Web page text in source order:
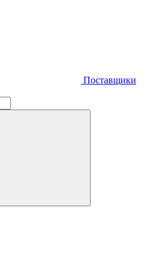
Поставщики